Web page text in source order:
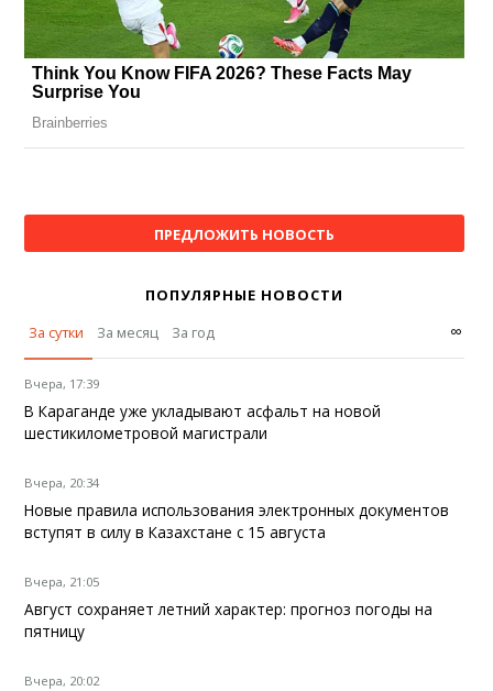
ПРЕДЛОЖИТЬ НОВОСТЬ
ПОПУЛЯРНЫЕ НОВОСТИ
За сутки
За месяц За год ∞
Вчера, 17:39
В Караганде уже укладывают асфальт на новой
шестикилометровой магистрали
Вчера, 20:34
Новые правила использования электронных документов
вступят в силу в Казахстане с 15 августа
Вчера, 21:05
Август сохраняет летний характер: прогноз погоды на
пятницу
Вчера, 20:02